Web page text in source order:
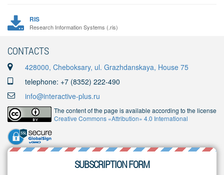
RIS
Research Information Systems (.ris)
CONTACTS
428000, Cheboksary, ul. Grazhdanskaya, House 75
telephone: +7 (8352) 222-490
info@interactive-plus.ru
The content of the page is available according to the license
Creative Commons «Attribution» 4.0 International
SUBSCRIPTION FORM